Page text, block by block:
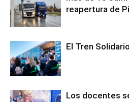
reapertura de
El Tren
Los docentes